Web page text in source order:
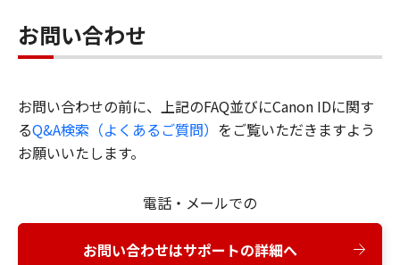
お問い合わせ
お問い合わせの前に、上記のFAQ並びにCanon IDに関す
るQ&A検索（よくあるご質問） をご覧いただきますよう
お願いいたします。
電話・メールでの
お問い合わせはサポートの詳細へ